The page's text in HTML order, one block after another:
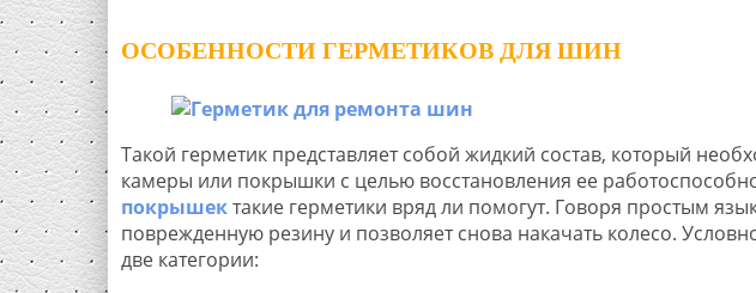
ОСОБЕННОСТИ ГЕРМЕТИКОВ ДЛЯ ШИН
Такой герметик представляет собой жидкий состав, который
камеры или покрышки с целью восстановления ее
покрышектакие герметики вряд ли помогут. Говоря простым
поврежденную резину и позволяет снова накачать колесо.
две категории: